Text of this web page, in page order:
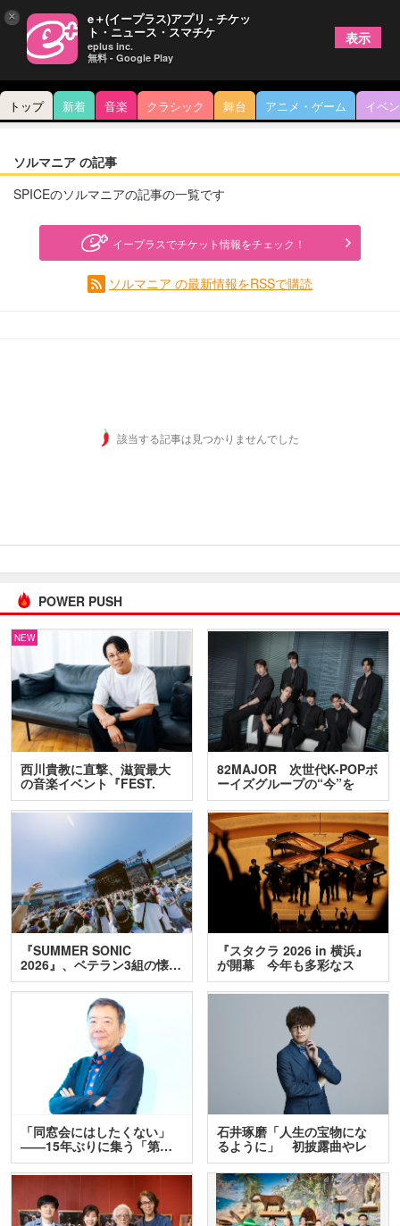
トップ 新着 音楽 クラシック 舞台 アニメ・ゲーム イベ
ソルマニア の記事
SPICEのソルマニアの記事の一覧です
イープラスでチケット情報をチェック！
ソルマニア の最新情報をRSSで購読
該当する記事は見つかりませんでした
POWER PUSH
NEW
西川貴教に直撃、滋賀最大
の音楽イベント『FEST.
INA…
82MAJOR 次世代K-POPボ
ーイズグループの“今”を
訊…
『SUMMER SONIC
2026』、ベテラン3組の懐…
『スタクラ 2026 in 横浜』
が開幕 今年も多彩なス
テ…
「同窓会にはしたくない」
――15年ぶりに集う「第…
石井琢磨「人生の宝物にな
るように」 初披露曲やレ
ア…
× e＋(イープラス)アプリ - チケッ
ト・ニュース・スマチケ
eplus inc.
無料 - Google Play
表示